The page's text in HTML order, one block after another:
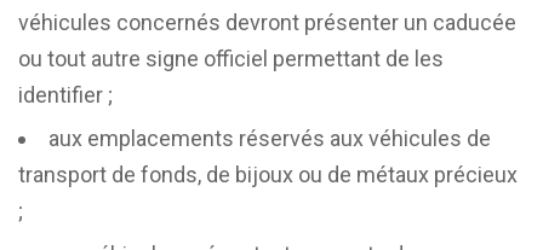
véhicules concernés devront présenter un caducée
ou tout autre signe officiel permettant de les
identifier ;
aux emplacements réservés aux véhicules de
transport de fonds, de bijoux ou de métaux précieux
;